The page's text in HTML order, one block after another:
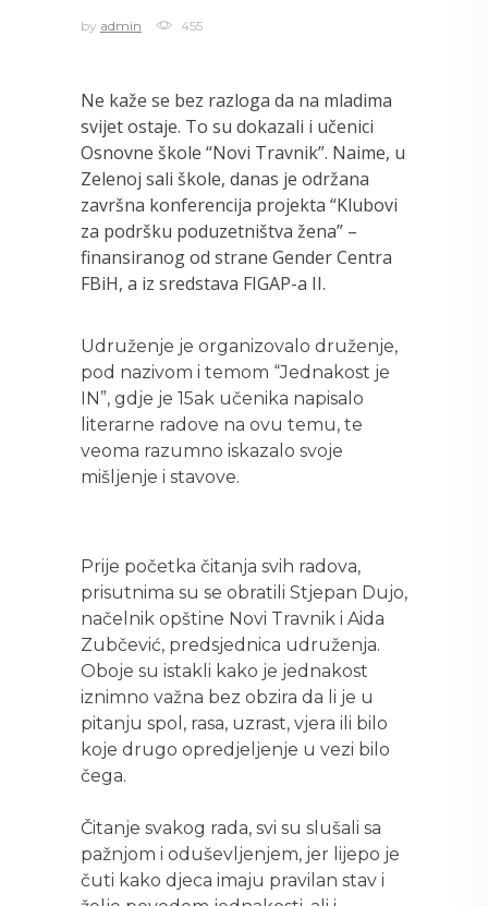
by admin 455
Ne kaže se bez razloga da na mladima
svijet ostaje. To su dokazali i učenici
Osnovne škole “Novi Travnik”. Naime, u
Zelenoj sali škole, danas je održana
završna konferencija projekta “Klubovi
za podršku poduzetništva žena” –
finansiranog od strane Gender Centra
FBiH, a iz sredstava FIGAP-a II.
Udruženje je organizovalo druženje,
pod nazivom i temom “Jednakost je
IN”, gdje je 15ak učenika napisalo
literarne radove na ovu temu, te
veoma razumno iskazalo svoje
mišljenje i stavove.
Prije početka čitanja svih radova,
prisutnima su se obratili Stjepan Dujo,
načelnik opštine Novi Travnik i Aida
Zubčević, predsjednica udruženja.
Oboje su istakli kako je jednakost
iznimno važna bez obzira da li je u
pitanju spol, rasa, uzrast, vjera ili bilo
koje drugo opredjeljenje u vezi bilo
čega.
Čitanje svakog rada, svi su slušali sa
pažnjom i oduševljenjem, jer lijepo je
čuti kako djeca imaju pravilan stav i